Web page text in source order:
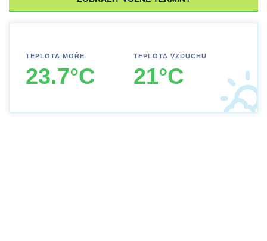
TEPLOTA MOŘE
23.7°C
TEPLOTA VZDUCHU
21°C